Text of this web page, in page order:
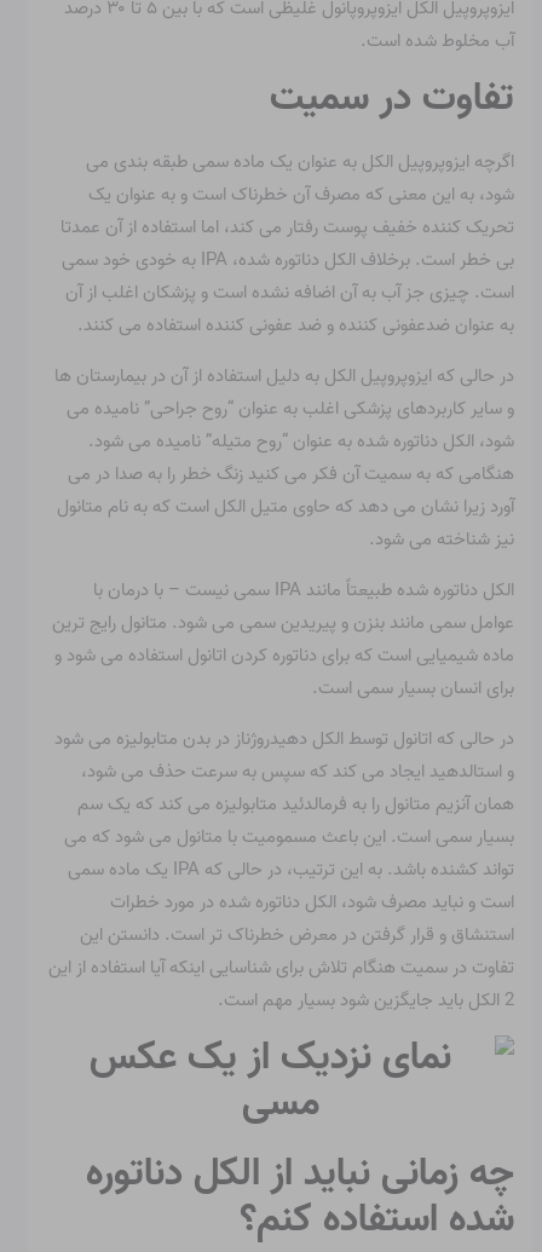
ایزوپروپیل الکل ایزوپروپانول غلیظی است که با بین ۵ تا ۳۰ درصد
آب مخلوط شده است.
تفاوت در سمیت
اگرچه ایزوپروپیل الکل به عنوان یک ماده سمی طبقه بندی می
شود، به این معنی که مصرف آن خطرناک است و به عنوان یک
تحریک کننده خفیف پوست رفتار می کند، اما استفاده از آن عمدتا
بی خطر است. برخلاف الکل دناتوره شده، IPA به خودی خود سمی
است. چیزی جز آب به آن اضافه نشده است و پزشکان اغلب از آن
به عنوان ضدعفونی کننده و ضد عفونی کننده استفاده می کنند.
در حالی که ایزوپروپیل الکل به دلیل استفاده از آن در بیمارستان ها
و سایر کاربردهای پزشکی اغلب به عنوان “روح جراحی” نامیده می
شود، الکل دناتوره شده به عنوان “روح متیله” نامیده می شود.
هنگامی که به سمیت آن فکر می کنید زنگ خطر را به صدا در می
آورد زیرا نشان می دهد که حاوی متیل الکل است که به نام متانول
نیز شناخته می شود.
الکل دناتوره شده طبیعتاً مانند IPA سمی نیست – با درمان با
عوامل سمی مانند بنزن و پیریدین سمی می شود. متانول رایج ترین
ماده شیمیایی است که برای دناتوره کردن اتانول استفاده می شود و
برای انسان بسیار سمی است.
در حالی که اتانول توسط الکل دهیدروژناز در بدن متابولیزه می شود
و استالدهید ایجاد می کند که سپس به سرعت حذف می شود،
همان آنزیم متانول را به فرمالدئید متابولیزه می کند که یک سم
بسیار سمی است. این باعث مسمومیت با متانول می شود که می
تواند کشنده باشد. به این ترتیب، در حالی که IPA یک ماده سمی
است و نباید مصرف شود، الکل دناتوره شده در مورد خطرات
استنشاق و قرار گرفتن در معرض خطرناک تر است. دانستن این
تفاوت در سمیت هنگام تلاش برای شناسایی اینکه آیا استفاده از این
2 الکل باید جایگزین شود بسیار مهم است.
چه زمانی نباید از الکل دناتوره
شده استفاده کنم؟